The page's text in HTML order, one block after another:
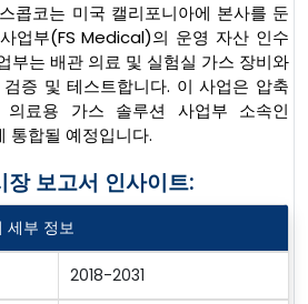
콥코는 미국 캘리포니아에 본사를 둔
업부(FS Medical)의 운영 자산 인수
부는 배관 의료 및 실험실 가스 장비와
증 및 테스트합니다. 이 사업은 압축
료용 가스 솔루션 사업부 소속인
합될 예정입니다.
보고서 인사이트:
세부 정보
2018-2031